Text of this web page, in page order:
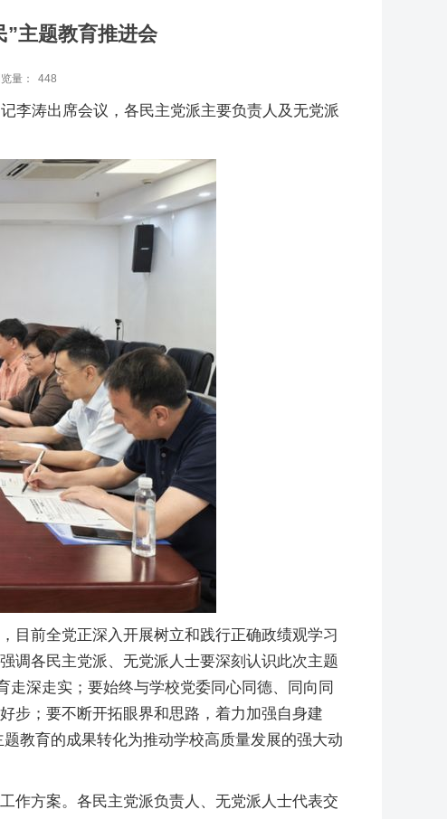
”主题教育推进会
量： 448
李涛出席会议，各民主党派主要负责人及无党派
目前全党正深入开展树立和践行正确政绩观学习
调各民主党派、无党派人士要深刻认识此次主题
走深走实；要始终与学校党委同心同德、同向同
步；要不断开拓眼界和思路，着力加强自身建
教育的成果转化为推动学校高质量发展的强大动
作方案。各民主党派负责人、无党派人士代表交